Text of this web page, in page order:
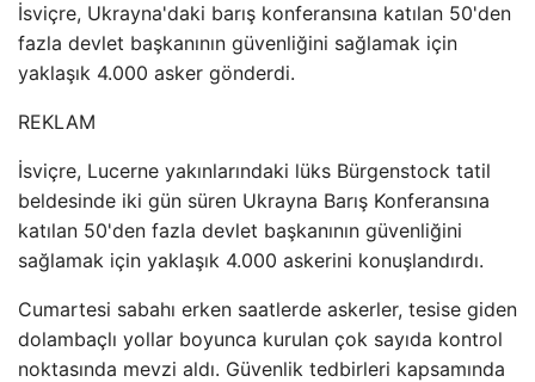
İsviçre, Ukrayna'daki barış konferansına katılan 50'den
fazla devlet başkanının güvenliğini sağlamak için
yaklaşık 4.000 asker gönderdi.
REKLAM
İsviçre, Lucerne yakınlarındaki lüks Bürgenstock tatil
beldesinde iki gün süren Ukrayna Barış Konferansına
katılan 50'den fazla devlet başkanının güvenliğini
sağlamak için yaklaşık 4.000 askerini konuşlandırdı.
Cumartesi sabahı erken saatlerde askerler, tesise giden
dolambaçlı yollar boyunca kurulan çok sayıda kontrol
noktasında mevzi aldı. Güvenlik tedbirleri kapsamında